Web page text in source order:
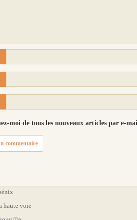
moi de tous les nouveaux articles par e-
haute voie